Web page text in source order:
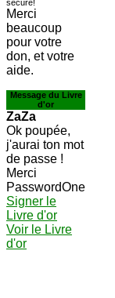
Merci
beaucoup
pour votre
don, et votre
aide.
Message du Livre
d'or
ZaZa
Ok poupée,
j'aurai ton mot
de passe !
Merci
PasswordOne
Signer le
Livre d'or
Voir le Livre
d'or